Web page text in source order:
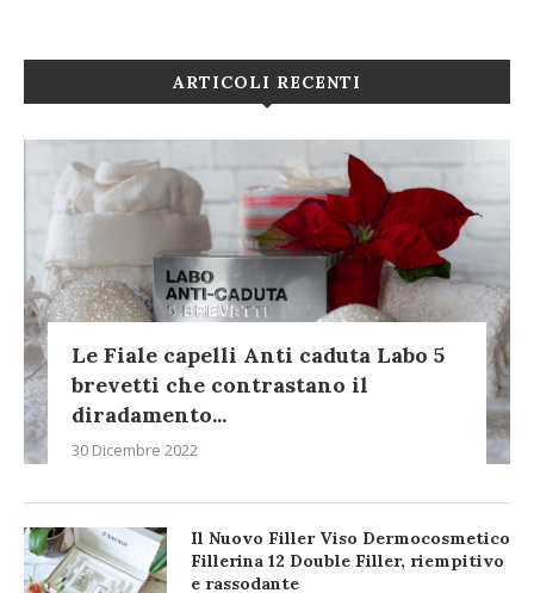
ARTICOLI RECENTI
Le Fiale capelli Anti caduta Labo 5
brevetti che contrastano il
diradamento...
30 Dicembre 2022
Il Nuovo Filler Viso Dermocosmetico
Fillerina 12 Double Filler, riempitivo
e rassodante